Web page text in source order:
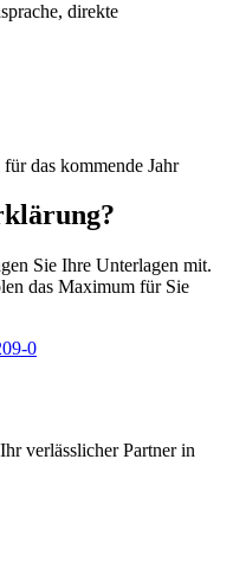
direkte
das kommende Jahr
Sie Ihre Unterlagen mit.
das Maximum für Sie
0
verlässlicher Partner in